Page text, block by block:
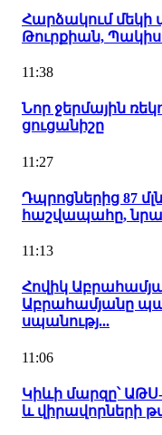
Հարձակում մեկի
Թուրքիան,
11:38
Նոր ջերմային
ցուցանիշը
11:27
Դպրոցներից 87
հաշվապահը, նրա
11:13
Հովիկ
Աբրահամյանը
սպանությ...
11:06
Կիևի մարզը՝
և վիրավորների